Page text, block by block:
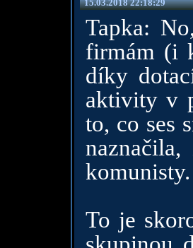
15.03.2018 22:18:29
Tapka:
firmám (i
díky
aktivity v
to, co ses
komunisty.
To je